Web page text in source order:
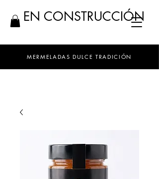
EN CONSTRUCCIÓN
MERMELADAS DULCE TRADICIÓN